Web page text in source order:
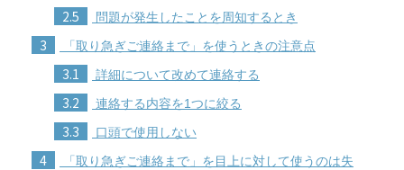
2.5 問題が発生したことを周知するとき
3 「取り急ぎご連絡まで」を使うときの注意点
3.1 詳細について改めて連絡する
3.2 連絡する内容を1つに絞る
3.3 口頭で使用しない
4
「取り急ぎご連絡まで」を目上に対して使うのは失